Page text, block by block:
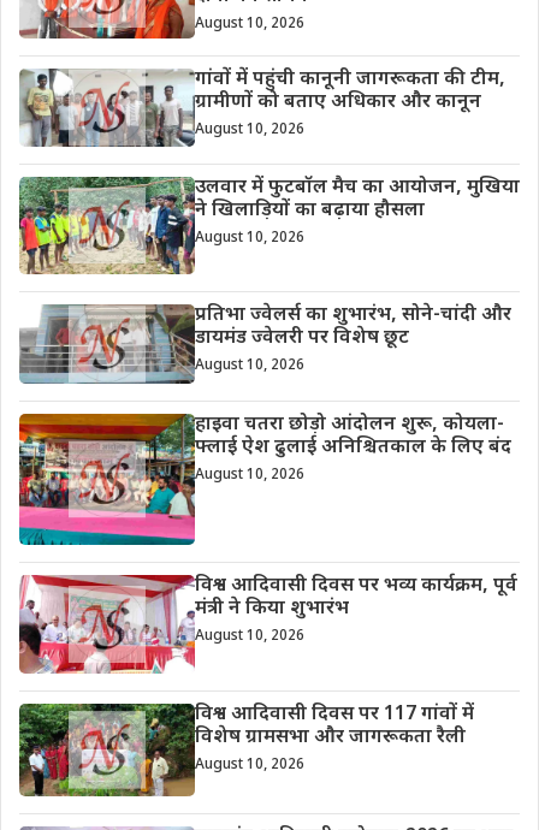
August 10, 2026
गांवों में पहुंची कानूनी जागरूकता की टीम,
ग्रामीणों को बताए अधिकार और कानून
August 10, 2026
उलवार में फुटबॉल मैच का आयोजन, मुखिया
ने खिलाड़ियों का बढ़ाया हौसला
August 10, 2026
प्रतिभा ज्वेलर्स का शुभारंभ, सोने-चांदी और
डायमंड ज्वेलरी पर विशेष छूट
August 10, 2026
हाइवा चतरा छोड़ो आंदोलन शुरू, कोयला-
फ्लाई ऐश ढुलाई अनिश्चितकाल के लिए बंद
August 10, 2026
विश्व आदिवासी दिवस पर भव्य कार्यक्रम, पूर्व
मंत्री ने किया शुभारंभ
August 10, 2026
विश्व आदिवासी दिवस पर 117 गांवों में
विशेष ग्रामसभा और जागरूकता रैली
August 10, 2026